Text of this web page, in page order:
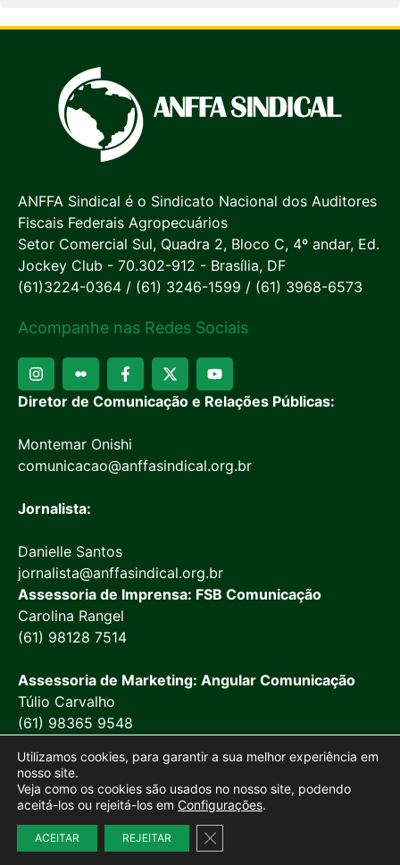
ANFFA Sindical é o Sindicato Nacional dos Auditores
Fiscais Federais Agropecuários
Setor Comercial Sul, Quadra 2, Bloco C, 4º andar, Ed.
Jockey Club - 70.302-912 - Brasília, DF
(61)3224-0364 / (61) 3246-1599 / (61) 3968-6573
Acompanhe nas Redes Sociais
Diretor de Comunicação e Relações Públicas:
Montemar Onishi
comunicacao@anffasindical.org.br
Jornalista:
Danielle Santos
jornalista@anffasindical.org.br
Assessoria de Imprensa: FSB Comunicação
Carolina Rangel
(61) 98128 7514
Assessoria de Marketing: Angular Comunicação
Túlio Carvalho
(61) 98365 9548
Site desenvolvido porMarketing Objetivo
Utilizamos cookies, para garantir a sua melhor experiência em
nosso site.
Veja como os cookies são usados no nosso site, podendo
aceitá-los ou rejeitá-los em Configurações.
ACEITAR REJEITAR Close GDPR Cookie Banner